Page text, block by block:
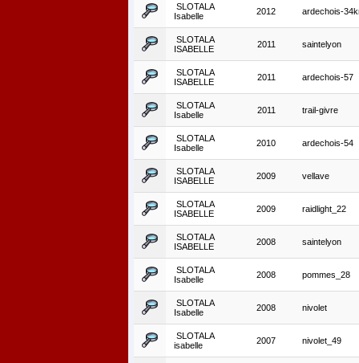
SLOTALA
Isabelle
2012 ardechois-
SLOTALA
ISABELLE
2011 saintelyon
SLOTALA
ISABELLE
2011 ardechois-57
SLOTALA
Isabelle
2011 trail-givre
SLOTALA
Isabelle
2010 ardechois-54
SLOTALA
ISABELLE
2009 vellave
SLOTALA
ISABELLE
2009 raidlight_22
SLOTALA
ISABELLE
2008 saintelyon
SLOTALA
Isabelle
2008 pommes_28
SLOTALA
Isabelle
2008 nivolet
SLOTALA
isabelle
2007 nivolet_49